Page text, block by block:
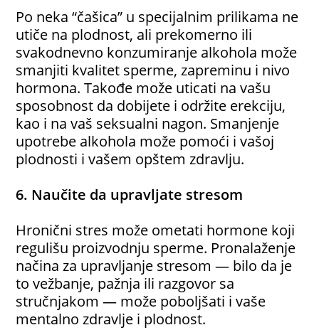
Po neka “čašica” u specijalnim prilikama ne
utiče na plodnost, ali prekomerno ili
svakodnevno konzumiranje alkohola može
smanjiti kvalitet sperme, zapreminu i nivo
hormona. Takođe može uticati na vašu
sposobnost da dobijete i održite erekciju,
kao i na vaš seksualni nagon. Smanjenje
upotrebe alkohola može pomoći i vašoj
plodnosti i vašem opštem zdravlju.
6. Naučite da upravljate stresom
Hronični stres može ometati hormone koji
regulišu proizvodnju sperme. Pronalaženje
načina za upravljanje stresom — bilo da je
to vežbanje, pažnja ili razgovor sa
stručnjakom — može poboljšati i vaše
mentalno zdravlje i plodnost.